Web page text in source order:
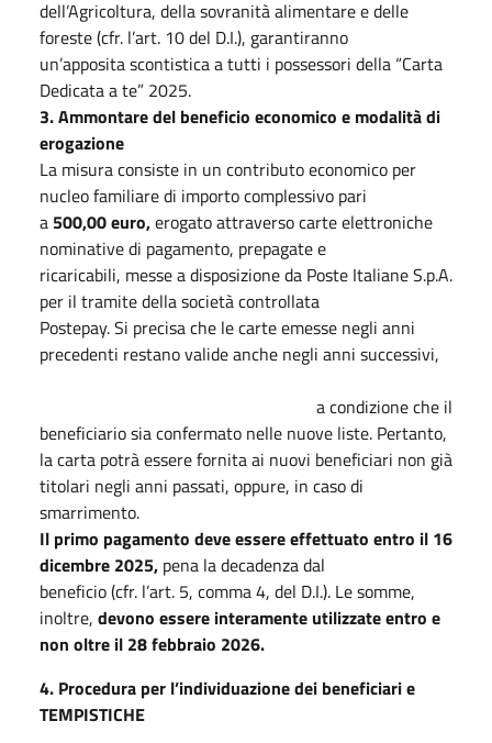
dell’Agricoltura, della sovranità alimentare e delle
foreste (cfr. l’art. 10 del D.I.), garantiranno
un’apposita scontistica a tutti i possessori della “Carta
Dedicata a te” 2025.
3. Ammontare del beneficio economico e modalità di
erogazione
La misura consiste in un contributo economico per
nucleo familiare di importo complessivo pari
a 500,00 euro,erogato attraverso carte elettroniche
nominative di pagamento, prepagate e
ricaricabili, messe a disposizione da Poste Italiane S.p.A.
per il tramite della società controllata
Postepay. Si precisa che le carte emesse negli anni
precedenti restano valide anche negli anni successivi,
a condizione che il
beneficiario sia confermato nelle nuove liste. Pertanto,
la carta potrà essere fornita ai nuovi beneficiari non già
titolari negli anni passati, oppure, in caso di
smarrimento.
Il primo pagamento deve essere effettuato entro il 16
dicembre 2025, pena la decadenza dal
beneficio (cfr. l’art. 5, comma 4, del D.I.). Le somme,
inoltre, devono essere interamente utilizzate entro e
non oltre il 28 febbraio 2026.
4. Procedura per l’individuazione dei beneficiari e
TEMPISTICHE